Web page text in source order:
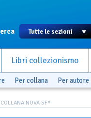
Libri collezionismo
Per collana Per autore
NOVA SF*